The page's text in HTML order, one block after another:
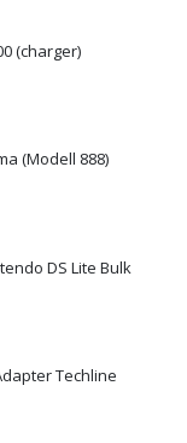
(charger)
(Modell 888)
DS Lite Bulk
Techline